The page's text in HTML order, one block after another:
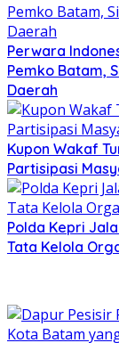
Perwara
Pemko Batam,
Daerah
Kupon Wakaf
Partisipasi
Polda Kepri
Tata Kelola